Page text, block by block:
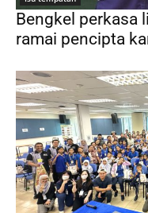
Bengkel perkasa
ramai pencipta